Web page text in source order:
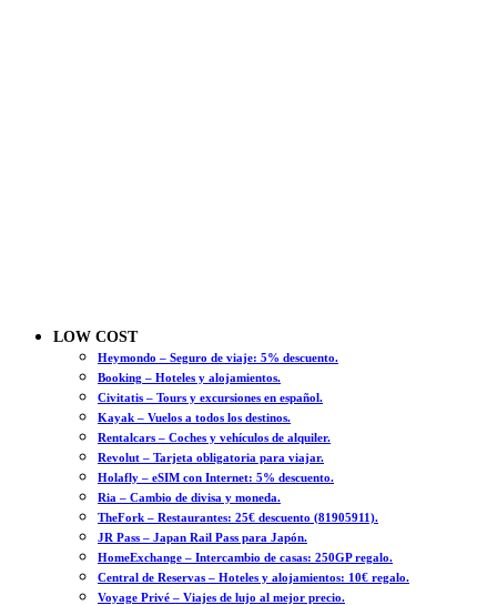
LOW COST
Heymondo – Seguro de viaje: 5% descuento.
Booking – Hoteles y alojamientos.
Civitatis – Tours y excursiones en español.
Kayak – Vuelos a todos los destinos.
Rentalcars – Coches y vehículos de alquiler.
Revolut – Tarjeta obligatoria para viajar.
Holafly – eSIM con Internet: 5% descuento.
Ria – Cambio de divisa y moneda.
TheFork – Restaurantes: 25€ descuento (81905911).
JR Pass – Japan Rail Pass para Japón.
HomeExchange – Intercambio de casas: 250GP regalo.
Central de Reservas – Hoteles y alojamientos: 10€ regalo.
Voyage Privé – Viajes de lujo al mejor precio.